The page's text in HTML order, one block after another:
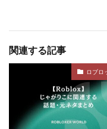
関連する記事
ロブロ